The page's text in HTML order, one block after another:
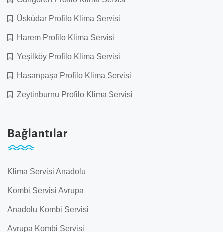
Üsküdar Profilo Klima Servisi
Harem Profilo Klima Servisi
Yeşilköy Profilo Klima Servisi
Hasanpaşa Profilo Klima Servisi
Zeytinburnu Profilo Klima Servisi
Bağlantılar
Klima Servisi Anadolu
Kombi Servisi Avrupa
Anadolu Kombi Servisi
Avrupa Kombi Servisi